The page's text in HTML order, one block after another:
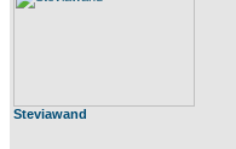
Steviawand